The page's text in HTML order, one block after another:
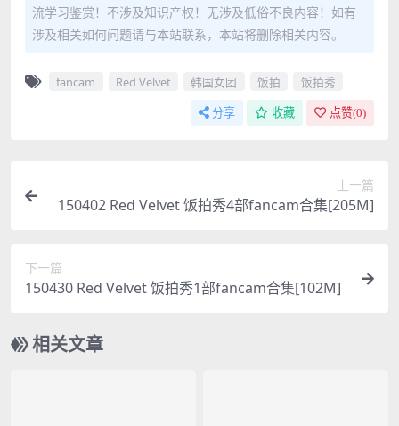
流学习鉴赏！不涉及知识产权！无涉及低俗不良内容！如有
涉及相关如何问题请与本站联系，本站将删除相关内容。
fancam Red Velvet 韩国女团 饭拍 饭拍秀
分享 收藏 点赞(0)
上一篇
150402 Red Velvet 饭拍秀4部fancam合集[205M]
下一篇
150430 Red Velvet 饭拍秀1部fancam合集[102M]
相关文章